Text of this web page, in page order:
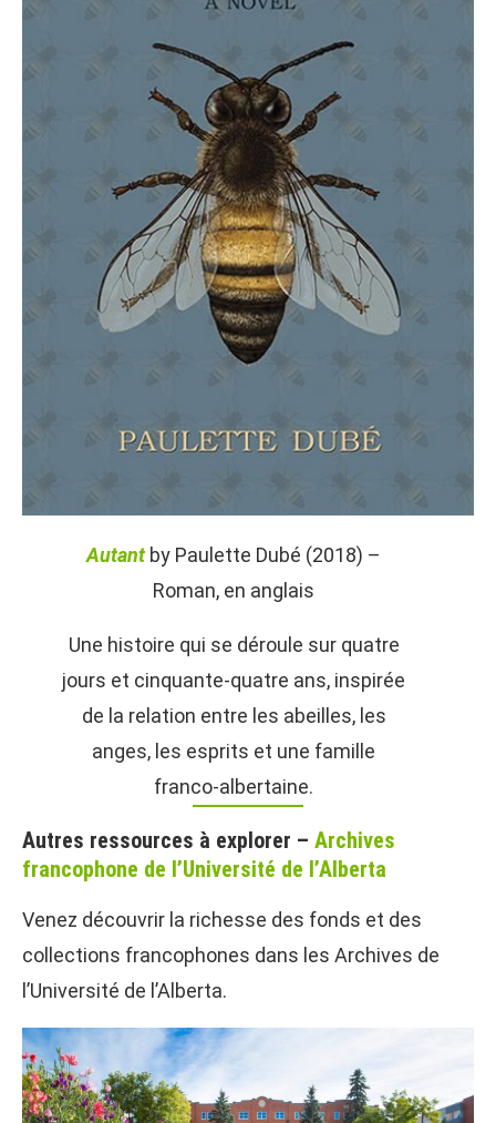
Autant by Paulette Dubé (2018) –
Roman, en anglais
Une histoire qui se déroule sur quatre
jours et cinquante-quatre ans, inspirée
de la relation entre les abeilles, les
anges, les esprits et une famille
franco-albertaine.
Autres ressources à explorer – Archives
francophone de l’Université de l’Alberta
Venez découvrir la richesse des fonds et des
collections francophones dans les Archives de
l’Université de l’Alberta.